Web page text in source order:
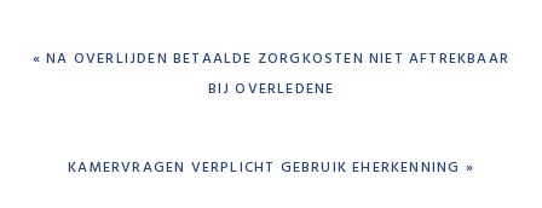
PREVIOUS
« NA OVERLIJDEN BETAALDE ZORGKOSTEN NIET AFTREKBAAR
BIJ OVERLEDENE
NEXT
KAMERVRAGEN VERPLICHT GEBRUIK EHERKENNING »